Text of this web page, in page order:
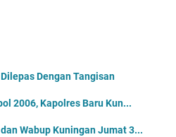
Dengan Tangisan
2006, Kapolres Baru Kun...
Wabup Kuningan Jumat 3...